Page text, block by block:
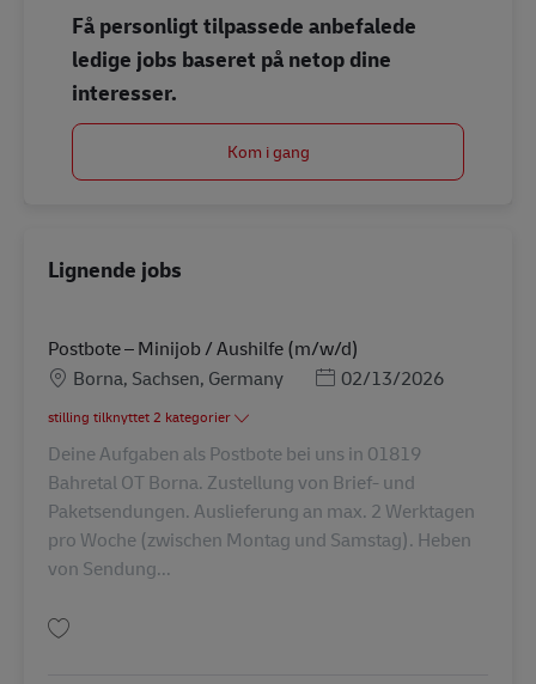
Få personligt tilpassede anbefalede
ledige jobs baseret på netop dine
interesser.
Kom i gang
Lignende jobs
Postbote – Minijob / Aushilfe (m/w/d)
Lokation
Borna, Sachsen, Germany Posted Date
02/13/2026
stilling tilknyttet 2 kategorier
Deine Aufgaben als Postbote bei uns in 01819
Bahretal OT Borna. Zustellung von Brief- und
Paketsendungen. Auslieferung an max. 2 Werktagen
pro Woche (zwischen Montag und Samstag). Heben
von Sendung...